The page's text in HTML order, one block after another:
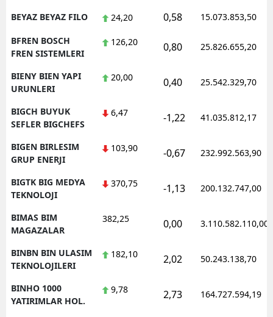
BEYAZ BEYAZ FILO 24,20 0,58 15.073.853,50
BFREN BOSCH
FREN SISTEMLERI
126,20 0,80 25.826.655,20
BIENY BIEN YAPI
URUNLERI
20,00 0,40 25.542.329,70
BIGCH BUYUK
SEFLER BIGCHEFS
6,47 -1,22 41.035.812,17
BIGEN BIRLESIM
GRUP ENERJI
103,90 -0,67 232.992.563,90
BIGTK BIG MEDYA
TEKNOLOJI
370,75 -1,13 200.132.747,00
BIMAS BIM
MAGAZALAR
382,25 0,00 3.110.582.110,00
BINBN BIN ULASIM
TEKNOLOJILERI
182,10 2,02 50.243.138,70
BINHO 1000
YATIRIMLAR HOL.
9,78 2,73 164.727.594,19